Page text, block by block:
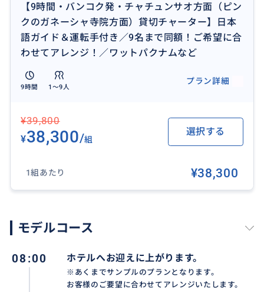
サポート！
【9時間・バンコク発・チャチュンサオ方面（ピン
クのガネーシャ寺院方面）貸切チャーター】日本
語ガイド＆運転手付き／9名まで同額！ご希望に合
わせてアレンジ！／ワットパクナムなど
9時間 1〜9人
プラン詳細
¥39,800
¥38,300/組
選択する
1組あたり ¥38,300
モデルコース
08:00 ホテルへお迎えに上がります。
※あくまでサンプルのプランとなります。
お客様のご要望に合わせてアレンジいたします。